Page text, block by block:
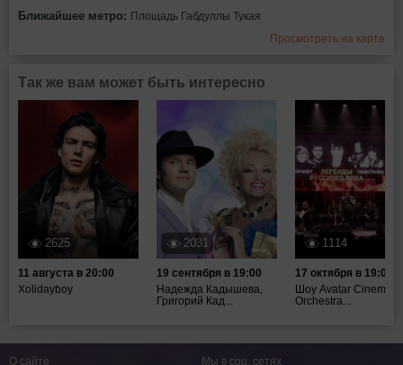
Ближайшее метро: Площадь Габдуллы Тукая
Просмотреть на карте
Так же вам может быть интересно
2625
11 августа в 20:00
Xolidayboy
2031
19 сентября в 19:00
Надежда Кадышева,
Григорий Кад...
1114
17 октября в 19:00
Шоу Avatar Cinematic
Orchestra...
О сайте Мы в соц. сетях